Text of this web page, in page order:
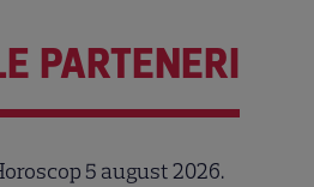
PARTENERI
5 august 2026.